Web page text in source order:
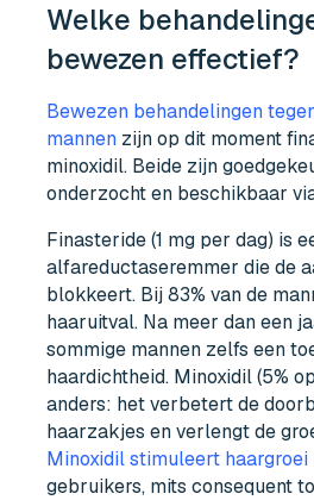
Welke
bewezen effectief?
Bewezen behandelingen
mannen zijn op dit moment
minoxidil. Beide zijn
onderzocht en beschikbaar
Finasteride (1 mg per dag) is
alfareductaseremmer die de
blokkeert. Bij 83% van de
haaruitval. Na meer dan een
sommige mannen zelfs een
haardichtheid. Minoxidil (5%
anders: het verbetert de
haarzakjes en verlengt de
Minoxidil stimuleert haargroei
gebruikers, mits consequent